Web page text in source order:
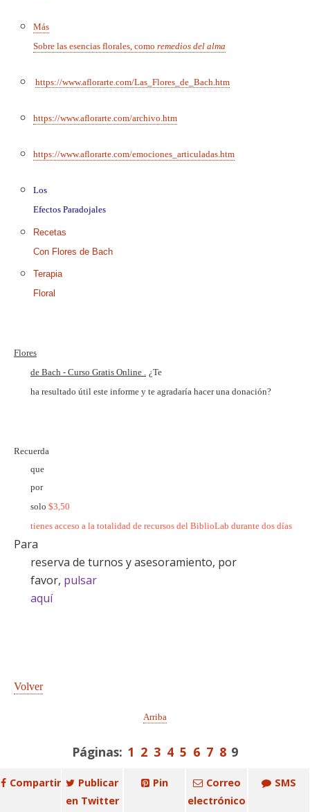
Más
Sobre las esencias florales, comoremedios del alma
https://www.aflorarte.com/Las_Flores_de_Bach.htm
https://www.aflorarte.com/archivo.htm
https://www.aflorarte.com/emociones_articuladas.htm
Los
Efectos Paradojales
Recetas
Con Flores de Bach
Terapia
Floral
Flores
de Bach - Curso Gratis Online .
¿Te
ha resultado útil este informe y te agradaría hacer una donación?
Recuerda
que
por
solo $3,50
tienes acceso a la totalidad de recursos del BiblioLab durante dos días
Para
reserva de turnos y asesoramiento, por
favor, pulsar
aquí
Volver
Arriba
Páginas: 1 2 3 4 5 6 7 8 9
Compartir
Publicar
en Twitter
Pin
Correo
electrónico
SMS